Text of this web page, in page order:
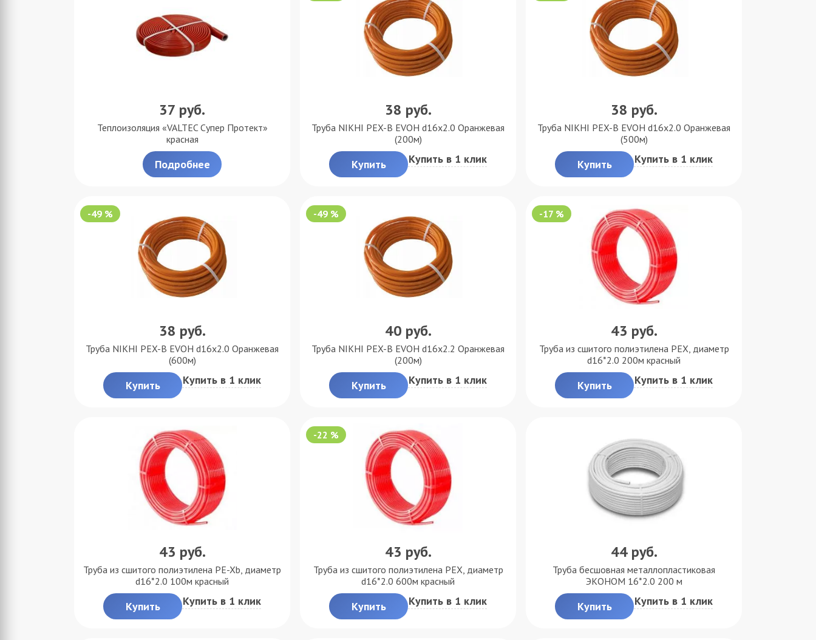
37 руб.
Теплоизоляция «VALTEC Супер Протект»
красная
Подробнее
38 руб.
Труба NIKHI PEX-B EVOH d16x2.0 Оранжевая
(200м)
Купить Купить в 1 клик
38 руб.
Труба NIKHI PEX-B EVOH d16x2.0 Оранжевая
(500м)
Купить Купить в 1 клик
-49 %
38 руб.
Труба NIKHI PEX-B EVOH d16x2.0 Оранжевая
(600м)
Купить Купить в 1 клик
-49 %
40 руб.
Труба NIKHI PEX-B EVOH d16x2.2 Оранжевая
(200м)
Купить Купить в 1 клик
-17 %
43 руб.
Труба из сшитого полиэтилена PEX, диаметр
d16*2.0 200м красный
Купить Купить в 1 клик
43 руб.
Труба из сшитого полиэтилена PE-Xb, диаметр
d16*2.0 100м красный
Купить Купить в 1 клик
-22 %
43 руб.
Труба из сшитого полиэтилена PEX, диаметр
d16*2.0 600м красный
Купить Купить в 1 клик
44 руб.
Труба бесшовная металлопластиковая
ЭКОНОМ 16*2.0 200 м
Купить Купить в 1 клик